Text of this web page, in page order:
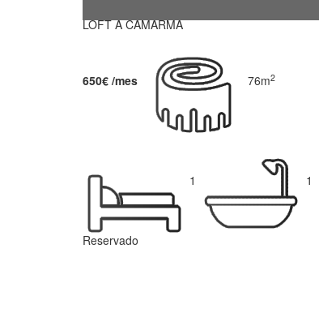
LOFT A CAMARMA
650€ /mes 76m2
1 1
Reservado